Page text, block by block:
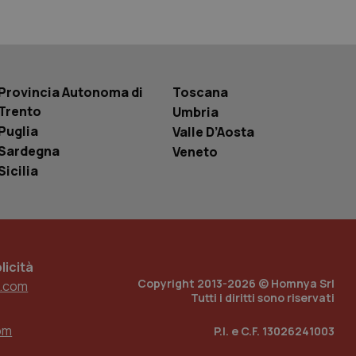
Autonoma di
Toscana
Umbria
Valle D’Aosta
Veneto
Copyright 2013-2026 © Homnya Srl
Tutti i diritti sono riservati
P.I. e C.F. 13026241003
di accesso per
Analytics
traccia
incorporati
del sito web sta
di